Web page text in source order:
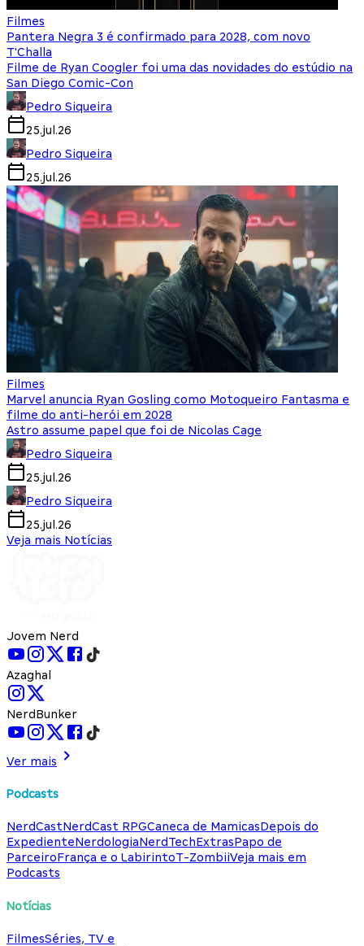
Filmes
Pantera Negra 3 é confirmado para 2028, com novo
T'Challa
Filme de Ryan Coogler foi uma das novidades do estúdio na
San Diego Comic-Con
Pedro Siqueira
25.jul.26
Pedro Siqueira
25.jul.26
Filmes
Marvel anuncia Ryan Gosling como Motoqueiro Fantasma e
filme do anti-herói em 2028
Astro assume papel que foi de Nicolas Cage
Pedro Siqueira
25.jul.26
Pedro Siqueira
25.jul.26
Veja mais Notícias
Jovem Nerd
Azaghal
NerdBunker
Ver mais
Podcasts
NerdCastNerdCast RPGCaneca de MamicasDepois do
ExpedienteNerdologiaNerdTechExtrasPapo de
ParceiroFrança e o LabirintoT-ZombiiVeja mais em
Podcasts
Notícias
FilmesSéries, TV e